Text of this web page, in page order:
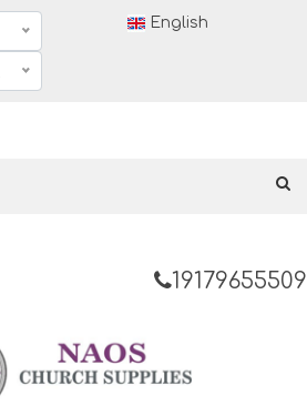
English
19179655509